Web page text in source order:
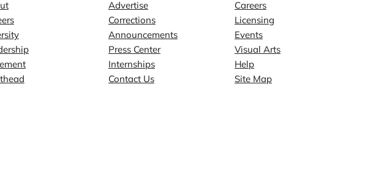
Advertise
Corrections
Announcements
Press Center
Internships
Contact Us
Careers
Licensing
Events
Visual Arts
Help
Site Map